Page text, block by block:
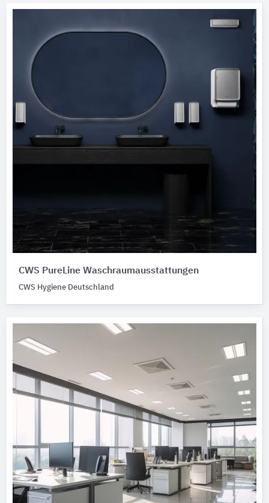
CWS PureLine Waschraumausstattungen
CWS Hygiene Deutschland